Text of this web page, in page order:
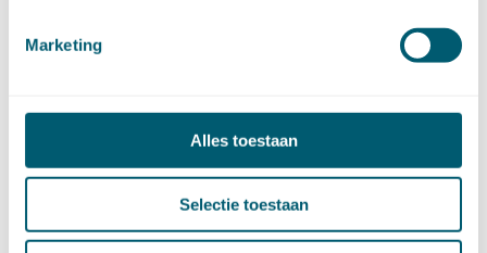
Marketing
Alles toestaan
Selectie toestaan
oktober (13)
augustus (10)
mei (14)
maart (10)